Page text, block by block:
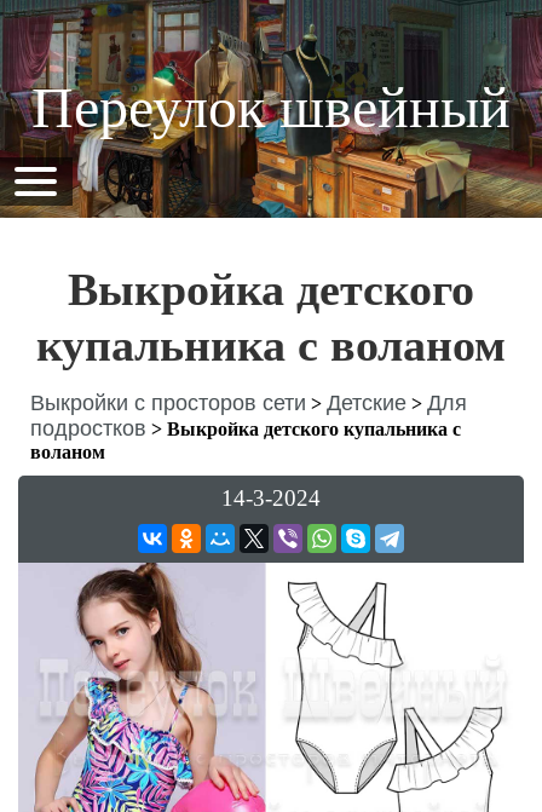
Переулок швейный
Выкройка детского
купальника с воланом
Выкройки с просторов сети > Детские > Для
подростков > Выкройка детского купальника с
воланом
14-3-2024